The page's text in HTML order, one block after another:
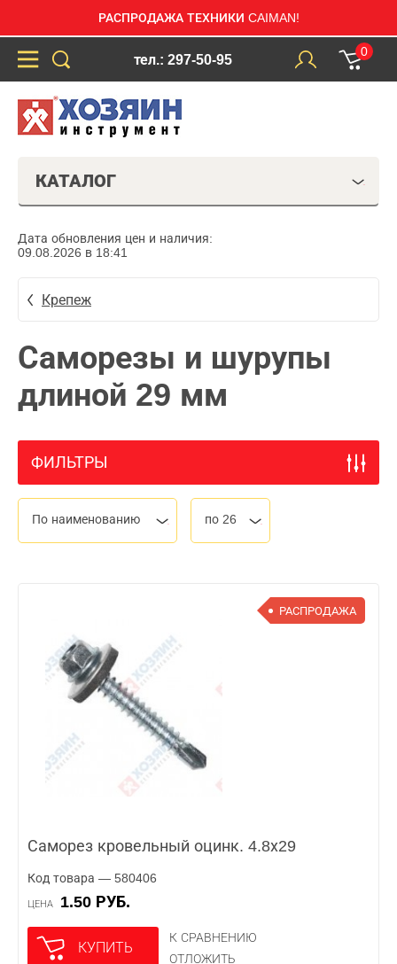
РАСПРОДАЖА ТЕХНИКИ CAIMAN!
тел.: 297-50-95
0
КАТАЛОГ
Дата обновления цен и наличия:
09.08.2026 в 18:41
Крепеж
Саморезы и шурупы
длиной 29 мм
ФИЛЬТРЫ
По наименованию по 26
РАСПРОДАЖА
Саморез кровельный оцинк. 4.8х29
Код товара — 580406
ЦЕНА 1.50 РУБ.
КУПИТЬ
К СРАВНЕНИЮ
ОТЛОЖИТЬ